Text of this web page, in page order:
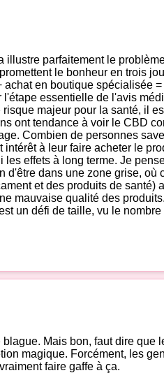
parfaitement le
le bonheur en trois
en boutique spécialisée
essentielle de l'avis
majeur pour la santé, il
ont tendance à voir le CBD
Combien de personnes
à leur faire acheter le
effets à long terme. Je
dans une zone grise,
et des produits de santé)
mauvaise qualité des
un défi de taille, vu le
Mais bon, faut dire que
magique. Forcément, les
faire gaffe à ça.